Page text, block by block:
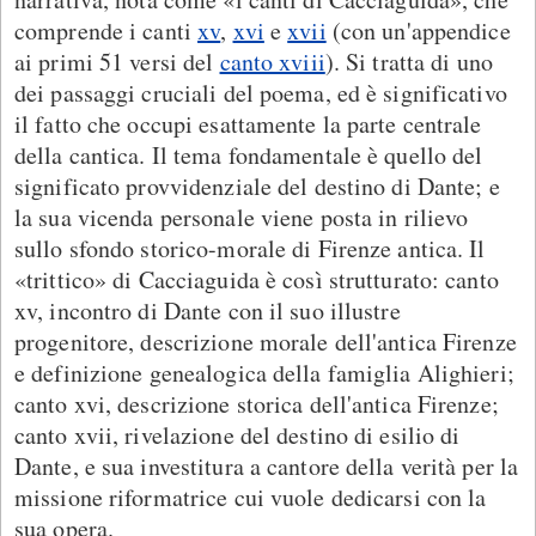
comprende i cantixv, xvi exvii (con un'appendice
ai primi 51 versi del canto xviii). Si tratta di uno
dei passaggi cruciali del poema, ed è significativo
il fatto che occupi esattamente la parte centrale
della cantica. Il tema fondamentale è quello del
significato provvidenziale del destino di Dante; e
la sua vicenda personale viene posta in rilievo
sullo sfondo storico-morale di Firenze antica. Il
«trittico» di Cacciaguida è così strutturato: canto
xv, incontro di Dante con il suo illustre
progenitore, descrizione morale dell'antica Firenze
e definizione genealogica della famiglia Alighieri;
canto xvi, descrizione storica dell'antica Firenze;
canto xvii, rivelazione del destino di esilio di
Dante, e sua investitura a cantore della verità per la
missione riformatrice cui vuole dedicarsi con la
sua opera.